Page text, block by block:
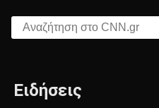
Αναζήτηση στο CNN.gr
Ειδήσεις